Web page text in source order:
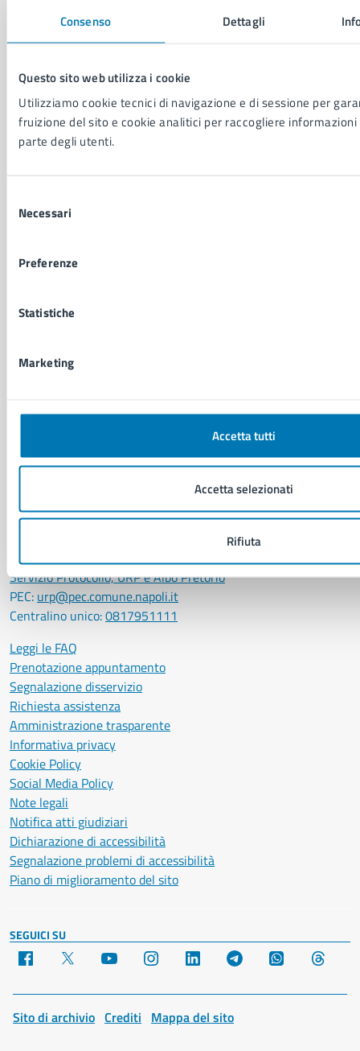
Consenso Dettagli
Questo sito web utilizza i cookie
Utilizziamo cookie tecnici di navigazione e di sessione per
fruizione del sito e cookie analitici per raccogliere
parte degli utenti.
delNecessari
Preferenze
Statistiche
Marketing
Accetta tutti
Accetta selezionati
Rifiuta
Giustizia e sicurezza pubblica
Imprese e commercio
Servizi Cimiteriali
Vita lavorativa
NOVITÀ
Comunicati
Luoghi
Elenco libri
CONTATTI
Palazzo San Giacomo, Piazza Municipio - 80133
CF: 80014890638
Servizio Protocollo, URP e Albo Pretorio
PEC: urp@pec.comune.napoli.it
Centralino unico:0817951111
Leggi le FAQ
Prenotazione appuntamento
Segnalazione disservizio
Richiesta assistenza
Amministrazione trasparente
Informativa privacy
Cookie Policy
Social Media Policy
Note legali
Notifica atti giudiziari
Dichiarazione di accessibilità
Segnalazione problemi di accessibilità
Piano di miglioramento del sito
SEGUICI SU
Facebook YouTube Instagram LinkedIn Telegram WhatsApp
Sito di archivio Crediti Mappa del sito